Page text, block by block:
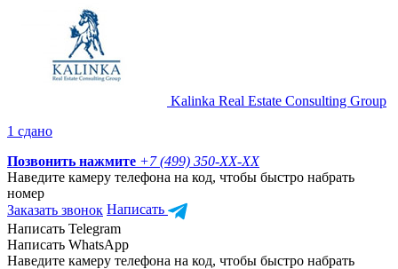
Kalinka Real Estate Consulting Group
1 сдано
Позвонить нажмите +7 (499) 350-XX-XX
Наведите камеру телефона на код, чтобы быстро набрать
номер
Заказать звонок Написать
Написать Telegram
Написать WhatsApp
Наведите камеру телефона на код, чтобы быстро набрать